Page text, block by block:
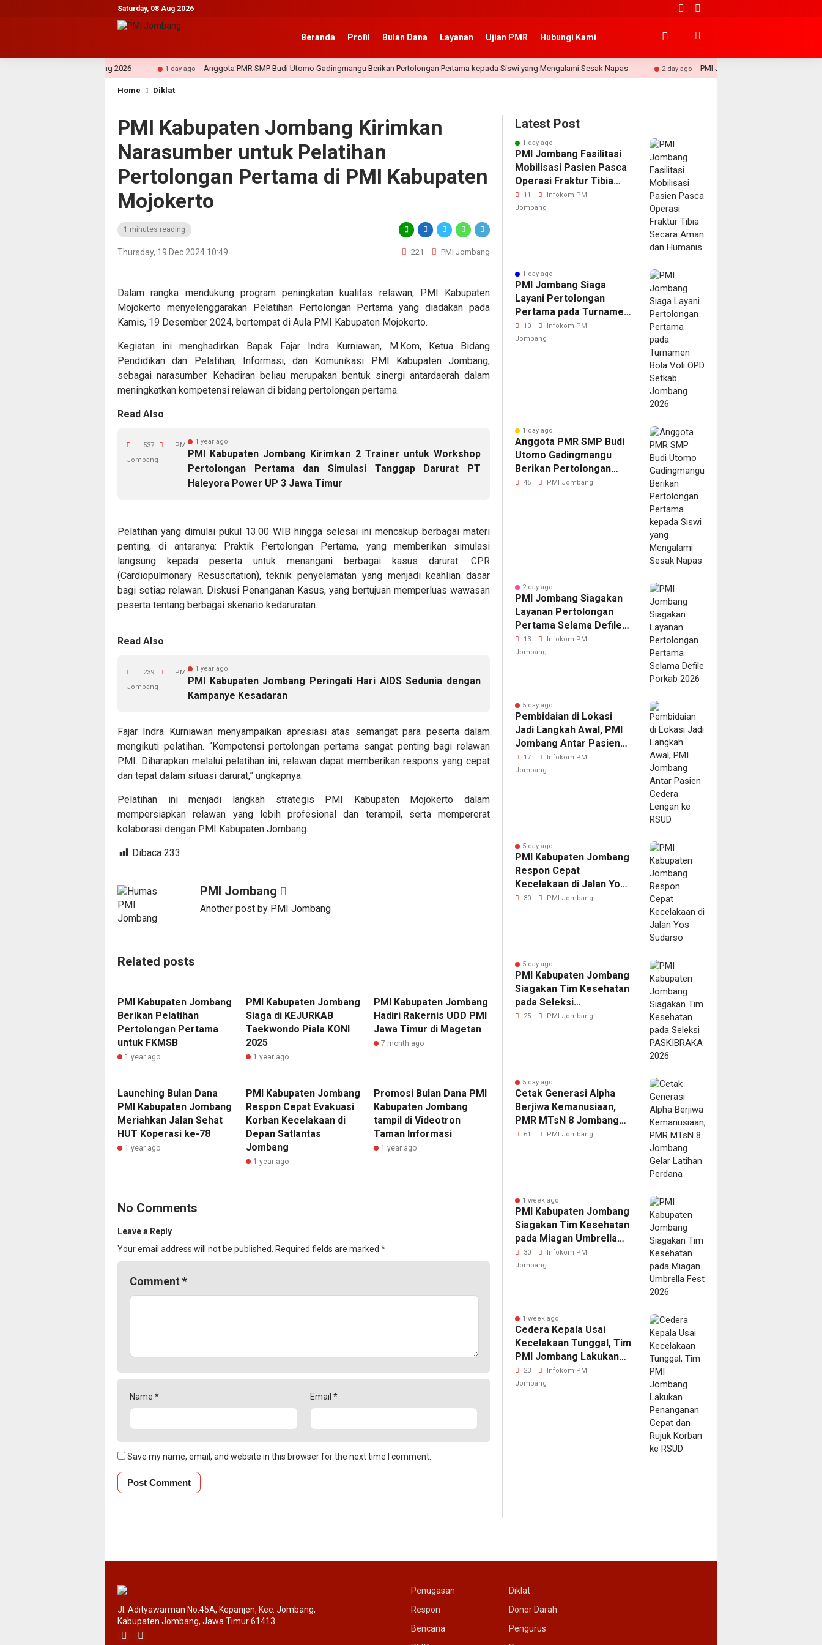
Saturday, 08 Aug 2026
Beranda Profil Bulan Dana Layanan Ujian PMR Hubungi Kami
1 day ago Anggota PMR SMP Budi Utomo Gadingmangu Berikan Pertolongan Pertama kepada Siswi yang Mengalami Sesak Napas 2 day ago PMI Jombang Siagakan Layanan
Home Diklat
PMI Kabupaten Jombang Kirimkan
Narasumber untuk Pelatihan
Pertolongan Pertama di PMI Kabupaten
Mojokerto
1 minutes reading
Thursday, 19 Dec 2024 10:49 221 PMI Jombang
Dalam rangka mendukung program peningkatan kualitas relawan, PMI Kabupaten
Mojokerto menyelenggarakan Pelatihan Pertolongan Pertama yang diadakan pada
Kamis, 19 Desember 2024, bertempat di Aula PMI Kabupaten Mojokerto.
Kegiatan ini menghadirkan Bapak Fajar Indra Kurniawan, M.Kom, Ketua Bidang
Pendidikan dan Pelatihan, Informasi, dan Komunikasi PMI Kabupaten Jombang,
sebagai narasumber. Kehadiran beliau merupakan bentuk sinergi antardaerah dalam
meningkatkan kompetensi relawan di bidang pertolongan pertama.
Read Also
1 year ago
PMI Kabupaten Jombang Kirimkan 2 Trainer untuk Workshop
Pertolongan Pertama dan Simulasi Tanggap Darurat PT
Haleyora Power UP 3 Jawa Timur
537
PMI
Jombang
Pelatihan yang dimulai pukul 13.00 WIB hingga selesai ini mencakup berbagai materi
penting, di antaranya: Praktik Pertolongan Pertama, yang memberikan simulasi
langsung kepada peserta untuk menangani berbagai kasus darurat. CPR
(Cardiopulmonary Resuscitation), teknik penyelamatan yang menjadi keahlian dasar
bagi setiap relawan. Diskusi Penanganan Kasus, yang bertujuan memperluas wawasan
peserta tentang berbagai skenario kedaruratan.
Read Also
1 year ago
PMI Kabupaten Jombang Peringati Hari AIDS Sedunia dengan
Kampanye Kesadaran
239
PMI
Jombang
Fajar Indra Kurniawan menyampaikan apresiasi atas semangat para peserta dalam
mengikuti pelatihan. “Kompetensi pertolongan pertama sangat penting bagi relawan
PMI. Diharapkan melalui pelatihan ini, relawan dapat memberikan respons yang cepat
dan tepat dalam situasi darurat,” ungkapnya.
Pelatihan ini menjadi langkah strategis PMI Kabupaten Mojokerto dalam
mempersiapkan relawan yang lebih profesional dan terampil, serta mempererat
kolaborasi dengan PMI Kabupaten Jombang.
Dibaca 233
PMI Jombang
Another post by PMI Jombang
Related posts
PMI Kabupaten Jombang
Berikan Pelatihan
Pertolongan Pertama
untuk FKMSB
1 year ago
PMI Kabupaten Jombang
Siaga di KEJURKAB
Taekwondo Piala KONI
2025
1 year ago
PMI Kabupaten Jombang
Hadiri Rakernis UDD PMI
Jawa Timur di Magetan
7 month ago
Launching Bulan Dana
PMI Kabupaten Jombang
Meriahkan Jalan Sehat
HUT Koperasi ke-78
1 year ago
PMI Kabupaten Jombang
Respon Cepat Evakuasi
Korban Kecelakaan di
Depan Satlantas
Jombang
1 year ago
Promosi Bulan Dana PMI
Kabupaten Jombang
tampil di Videotron
Taman Informasi
1 year ago
No Comments
Leave a Reply
Your email address will not be published.
Required fields are marked *
Comment *
Name * Email *
Save my name, email, and website in this browser for the next time I comment.
Latest Post
1 day ago
PMI Jombang Fasilitasi
Mobilisasi Pasien Pasca
Operasi Fraktur Tibia
Secara Aman dan
Humanis
11
Infokom PMI
Jombang
1 day ago
PMI Jombang Siaga
Layani Pertolongan
Pertama pada Turnamen
Bola Voli OPD Setkab
Jombang 2026
10
Infokom PMI
Jombang
1 day ago
Anggota PMR SMP Budi
Utomo Gadingmangu
Berikan Pertolongan
Pertama kepada Siswi
45 PMI Jombang
2 day ago
PMI Jombang Siagakan
Layanan Pertolongan
Pertama Selama Defile
Porkab 2026
13
Infokom PMI
Jombang
5 day ago
Pembidaian di Lokasi
Jadi Langkah Awal, PMI
Jombang Antar Pasien
Cedera Lengan ke RSUD
17
Infokom PMI
Jombang
5 day ago
PMI Kabupaten Jombang
Respon Cepat
Kecelakaan di Jalan Yos
Sudarso
30 PMI Jombang
5 day ago
PMI Kabupaten Jombang
Siagakan Tim Kesehatan
pada Seleksi
PASKIBRAKA 2026
25 PMI Jombang
5 day ago
Cetak Generasi Alpha
Berjiwa Kemanusiaan,
PMR MTsN 8 Jombang
Gelar Latihan Perdana
61 PMI Jombang
1 week ago
PMI Kabupaten Jombang
Siagakan Tim Kesehatan
pada Miagan Umbrella
Fest 2026
30
Infokom PMI
Jombang
1 week ago
Cedera Kepala Usai
Kecelakaan Tunggal, Tim
PMI Jombang Lakukan
Penanganan Cepat dan
Rujuk Korban ke RSUD
23
Infokom PMI
Jombang
Penugasan
Respon
Bencana
Diklat
Donor Darah
Pengurus
Jl. Adityawarman No.45A, Kepanjen, Kec. Jombang,
Kabupaten Jombang, Jawa Timur 61413